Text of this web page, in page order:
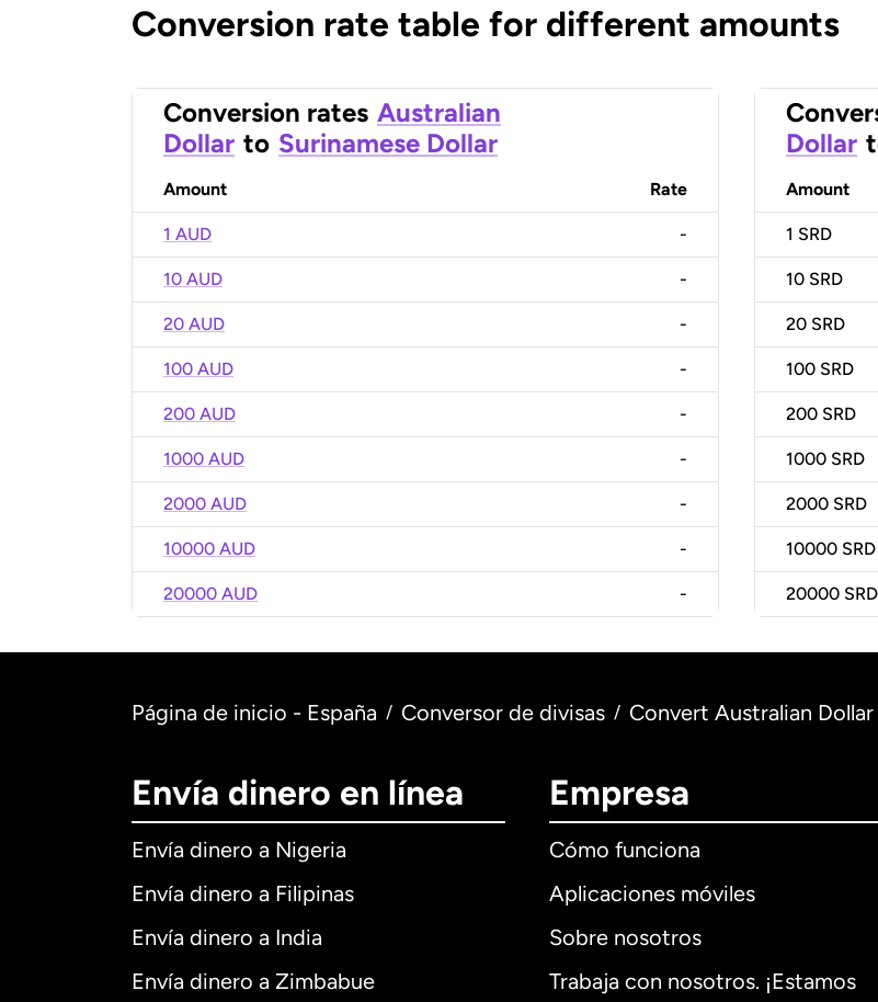
Conversion rate table for different amounts
Conversion rates Australian
Dollar to Surinamese Dollar
Amount Rate
1 AUD -
10 AUD -
20 AUD -
100 AUD -
200 AUD -
1000 AUD -
2000 AUD -
10000 AUD -
20000 AUD -
Dollar
Amount
1 SRD
10 SRD
20 SRD
100 SRD
200 SRD
1000 SRD
2000 SRD
10000 SRD
20000 SRD
Página de inicio - España / Conversor de divisas / Convert Australian
Envía dinero en línea
Envía dinero a Nigeria
Envía dinero a Filipinas
Envía dinero a India
Envía dinero a Zimbabue
Empresa
Cómo funciona
Aplicaciones móviles
Sobre nosotros
Trabaja con nosotros. ¡Estamos